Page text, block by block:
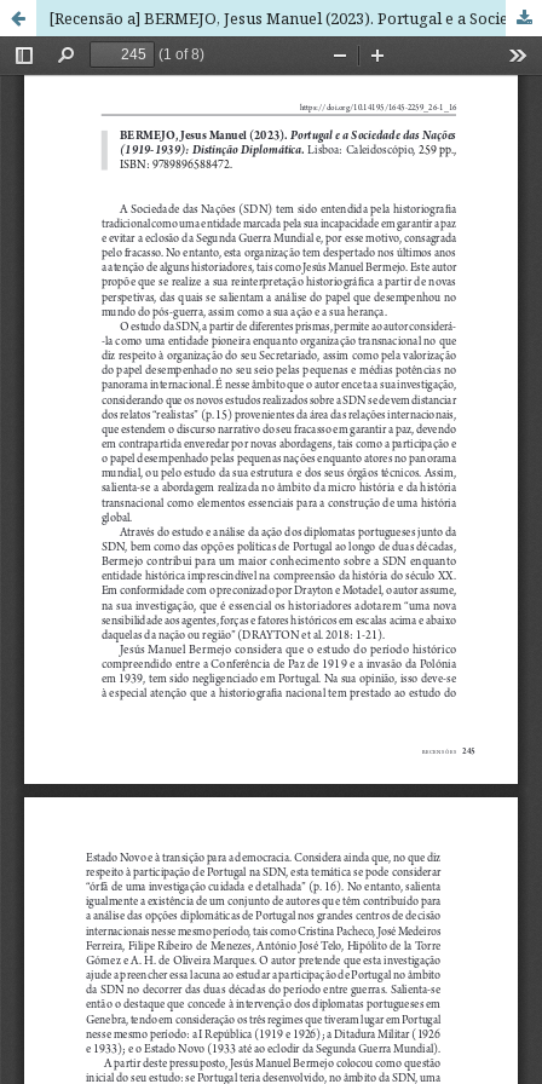
[Recensão a] BERMEJO, Jesus Manuel (2023). Portugal e a Sociedade das Nações (1919-1939): Distinção Diplomática. Lisboa: Caleidoscópio, 259 pp., ISBN: 9789896588472